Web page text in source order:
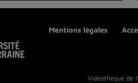
Mentions légales
Vidéothèque de